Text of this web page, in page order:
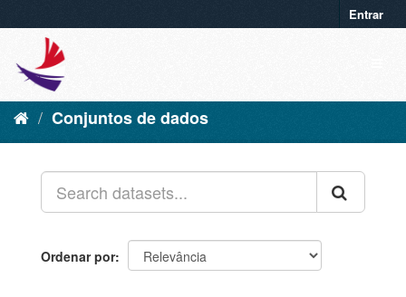
Entrar
Conjuntos de dados
Ordenar por